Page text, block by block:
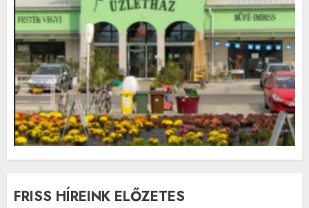
FRISS HÍREINK ELŐZETES